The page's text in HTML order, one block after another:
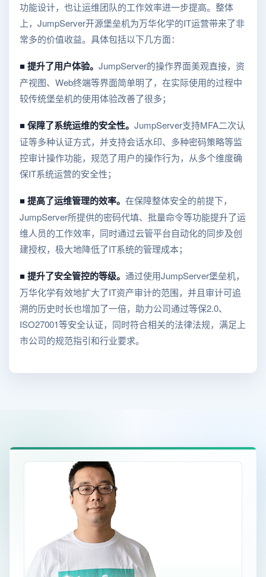
功能设计，也让运维团队的工作效率进一步提高。整体
上，JumpServer开源堡垒机为万华化学的IT运营带来了非
常多的价值收益。具体包括以下几方面：
■ 提升了用户体验。 JumpServer的操作界面美观直接，资
产视图、Web终端等界面简单明了，在实际使用的过程中
较传统堡垒机的使用体验改善了很多；
■ 保障了系统运维的安全性。 JumpServer支持MFA二次认
证等多种认证方式，并支持会话水印、多种密码策略等监
控审计操作功能，规范了用户的操作行为，从多个维度确
保IT系统运营的安全性；
■ 提高了运维管理的效率。 在保障整体安全的前提下，
JumpServer所提供的密码代填、批量命令等功能提升了运
维人员的工作效率，同时通过云管平台自动化的同步及创
建授权，极大地降低了IT系统的管理成本；
■ 提升了安全管控的等级。 通过使用JumpServer堡垒机，
万华化学有效地扩大了IT资产审计的范围，并且审计可追
溯的历史时长也增加了一倍，助力公司通过等保2.0、
ISO27001等安全认证，同时符合相关的法律法规，满足上
市公司的规范指引和行业要求。